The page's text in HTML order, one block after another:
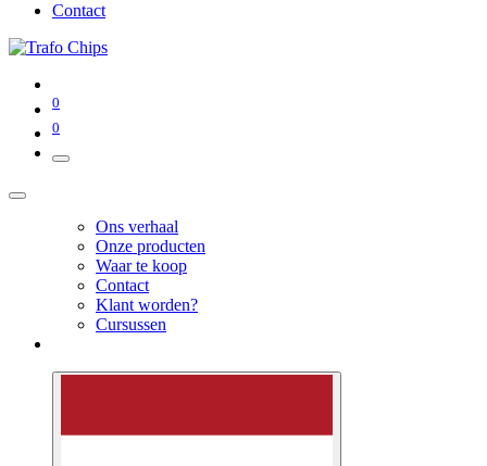
Contact
0
0
Ons verhaal
Onze producten
Waar te koop
Contact
Klant worden?
Cursussen